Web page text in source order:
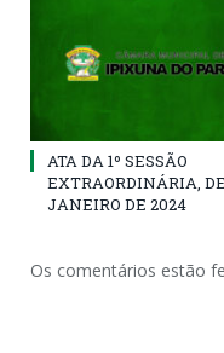
ATA DA 1º SESSÃO
EXTRAORDINÁRIA,
JANEIRO DE 2024
Os comentários estão